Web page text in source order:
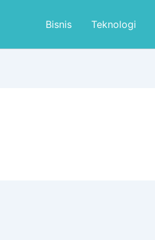
Bisnis Teknologi